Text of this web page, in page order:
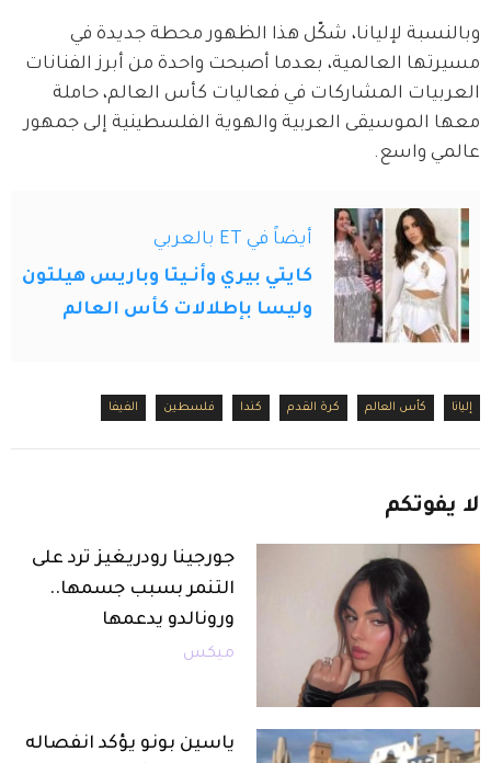
وبالنسبة لإليانا، شكّل هذا الظهور محطة جديدة في
مسيرتها العالمية، بعدما أصبحت واحدة من أبرز الفنانات
العربيات المشاركات في فعاليات كأس العالم، حاملة
معها الموسيقى العربية والهوية الفلسطينية إلى جمهور
عالمي واسع.
أيضاً في ET بالعربي
كايتي بيري وأنـيتا وباريس هيلتون
وليسا بإطلالات كأس العالم
إليانا كأس العالم كرة القدم كندا فلسطين الفيفا
لا يفوتكم
جورجينا رودريغيز ترد على
التنمر بسبب جسمها..
ورونالدو يدعمها
ميكس
ياسين بونو يؤكد انفصاله